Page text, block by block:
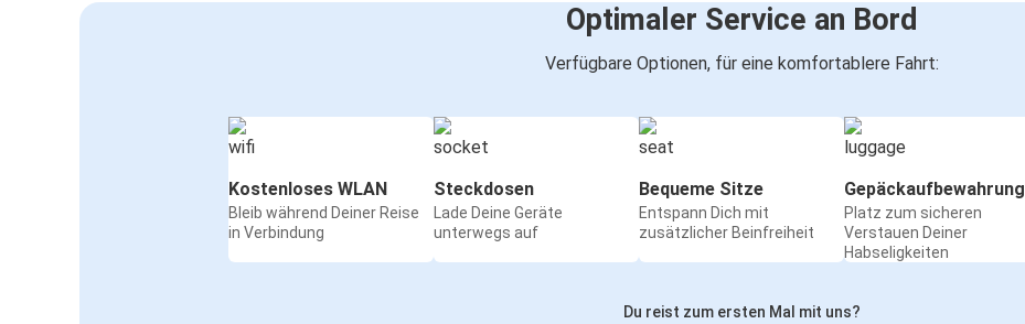
Optimaler Service an Bord
Verfügbare Optionen, für eine komfortablere Fahrt:
Kostenloses WLAN
Bleib während Deiner Reise
in Verbindung
Steckdosen
Lade Deine Geräte
unterwegs auf
Bequeme Sitze
Entspann Dich mit
zusätzlicher Beinfreiheit
Gepäckaufbewahrung
Platz zum sicheren
Verstauen Deiner
Habseligkeiten
Du reist zum ersten Mal mit uns?